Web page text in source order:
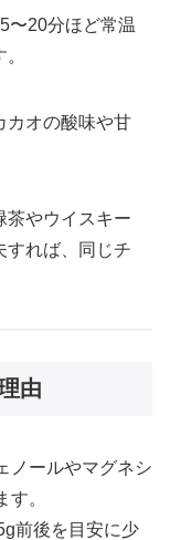
〜20分ほど常温
カオの酸味や甘
茶やウイスキー
すれば、同じチ
由
ノールやマグネシ
。
前後を目安に少